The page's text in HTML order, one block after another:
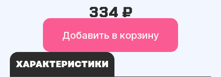
334 ₽
Добавить в корзину
ХАРАКТЕРИСТИКИ